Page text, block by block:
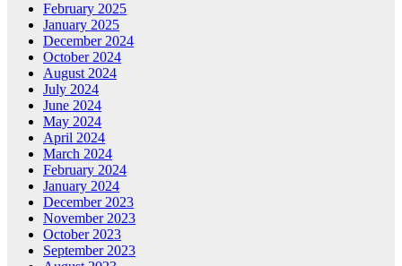
February 2025
January 2025
December 2024
October 2024
August 2024
July 2024
June 2024
May 2024
April 2024
March 2024
February 2024
January 2024
December 2023
November 2023
October 2023
September 2023